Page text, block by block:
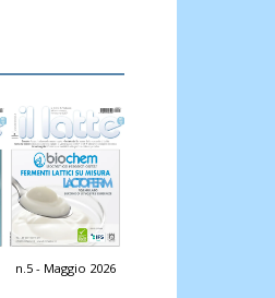
n.5 - Maggio 2026